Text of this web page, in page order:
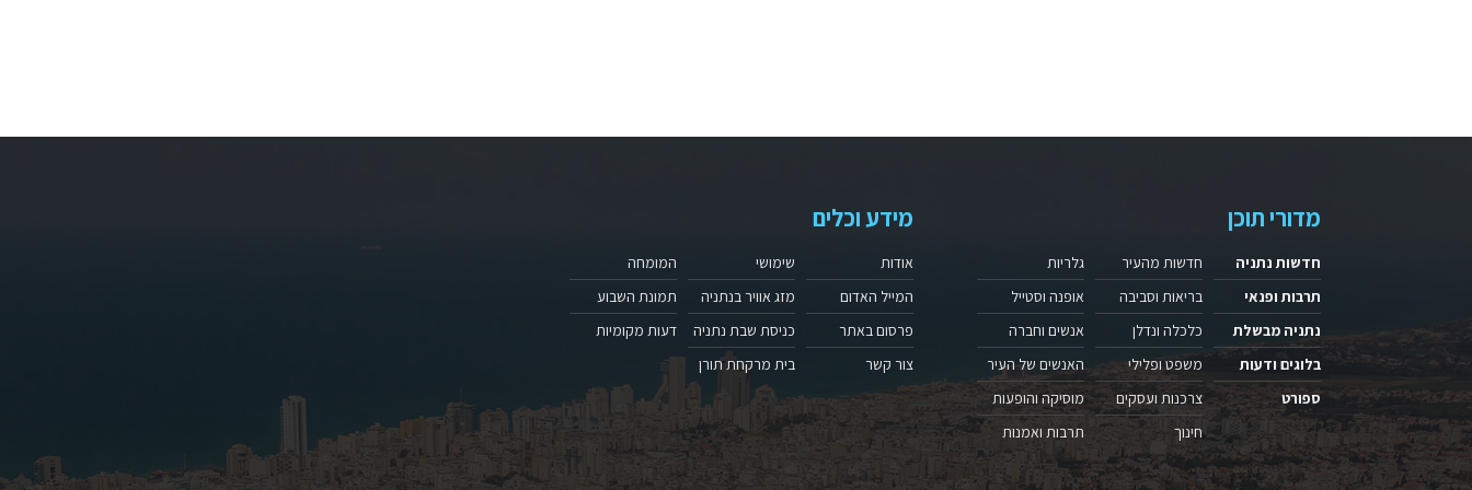
מדורי תוכן
חדשות נתניה
תרבות ופנאי
נתניה מבשלת
בלוגים ודעות
ספורט
חדשות מהעיר
בריאות וסביבה
כלכלה ונדלן
משפט ופלילי
צרכנות ועסקים
חינוך
גלריות
אופנה וסטייל
אנשים וחברה
האנשים של העיר
מוסיקה והופעות
תרבות ואמנות
מידע וכלים
אודות
המייל האדום
פרסום באתר
צור קשר
שימושי
מזג אוויר בנתניה
כניסת שבת נתניה
בית מרקחת תורן
המומחה
תמונת השבוע
דעות מקומיות